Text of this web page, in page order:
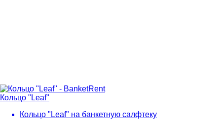
Кольцо "Leaf"
Кольцо "Leaf" на банкетную салфтеку